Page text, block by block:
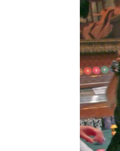
КРЫМ.НЕПОКОРЕННЫЙ
УКРАИНСКАЯ ПРОБЛЕМА КРЫМА